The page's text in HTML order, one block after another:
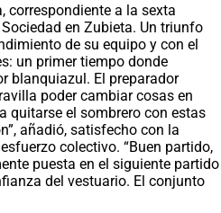
correspondiente a la sexta
en Zubieta. Un triunfo
de su equipo y con el
un primer tiempo donde
blanquiazul. El preparador
poder cambiar cosas en
quitarse el sombrero con estas
añadió, satisfecho con la
colectivo. “Buen partido,
puesta en el siguiente partido
del vestuario. El conjunto